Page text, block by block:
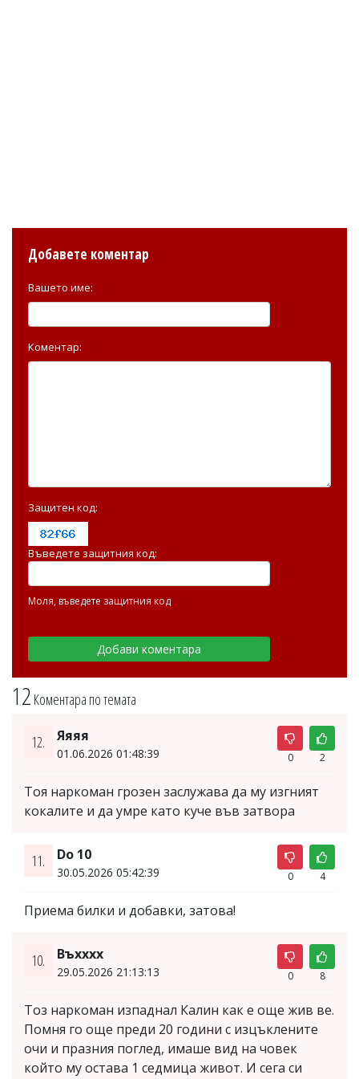
12 Коментара по темата
12. Яяяя
01.06.2026 01:48:39 0 2
Тоя наркоман грозен заслужава да му изгният
кокалите и да умре като куче във затвора
11. Do 10
30.05.2026 05:42:39 0 4
Приема билки и добавки, затова!
10. Въхххх
29.05.2026 21:13:13 0 8
Тоз наркоман изпаднал Калин как е още жив ве.
Помня го още преди 20 години с изцъклените
очи и празния поглед, имаше вид на човек
който му остава 1 седмица живот. И сега си
Добавете коментар
Вашето име:
Коментар:
Защитен код:
Въведете защитния код:
Моля, въведете защитния код